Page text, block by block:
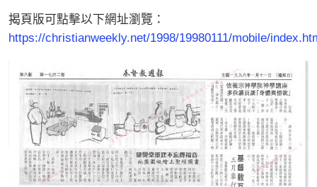
揭頁版可點擊以下網址瀏覽：
https://christianweekly.net/1998/19980111/mobile/